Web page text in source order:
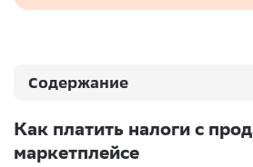
Как платить налоги с
маркетплейсе
Содержание